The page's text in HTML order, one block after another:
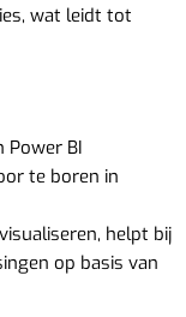
wat leidt tot
Power BI
te boren in
helpt bij
op basis van